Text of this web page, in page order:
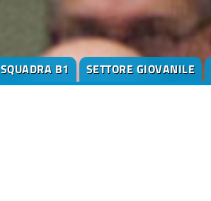
SQUADRA B1 SETTORE GIOVANILE